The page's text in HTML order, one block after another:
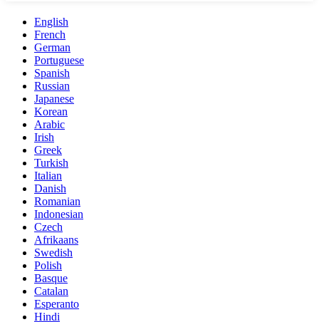
English
French
German
Portuguese
Spanish
Russian
Japanese
Korean
Arabic
Irish
Greek
Turkish
Italian
Danish
Romanian
Indonesian
Czech
Afrikaans
Swedish
Polish
Basque
Catalan
Esperanto
Hindi